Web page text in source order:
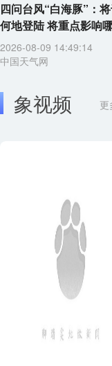
四问台风“白海豚”：
何地登陆 将重点影响
2026-08-09 14:49:14
中国天气网
象视频 更